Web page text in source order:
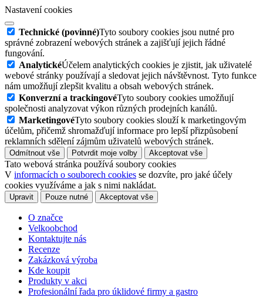
Nastavení cookies
Technické (povinné)Tyto soubory cookies jsou nutné pro
správné zobrazení webových stránek a zajišťují jejich řádné
fungování.
AnalytickéÚčelem analytických cookies je zjistit, jak uživatelé
webové stránky používají a sledovat jejich návštěvnost. Tyto funkce
nám umožňují zlepšit kvalitu a obsah webových stránek.
Konverzní a trackingovéTyto soubory cookies umožňují
společnosti analyzovat výkon různých prodejních kanálů.
MarketingovéTyto soubory cookies slouží k marketingovým
účelům, přičemž shromažďují informace pro lepší přizpůsobení
reklamních sdělení zájmům uživatelů webových stránek.
Odmítnout vše Potvrdit moje volby Akceptovat vše
Tato webová stránka používá soubory cookies
V informacích o souborech cookies se dozvíte, pro jaké účely
cookies využíváme a jak s nimi nakládat.
Upravit Pouze nutné Akceptovat vše
O značce
Velkoobchod
Kontaktujte nás
Recenze
Zakázková výroba
Kde koupit
Produkty v akci
Profesionální řada pro úklidové firmy a gastro